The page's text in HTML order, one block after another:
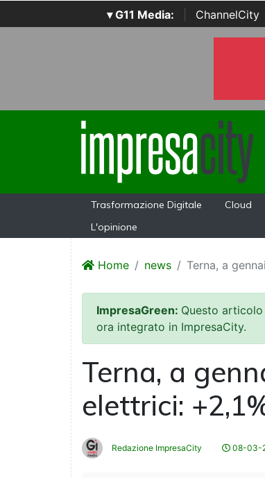
▾ G11 Media: ChannelCity
Trasformazione Digitale Cloud
L'opinione
Home news Terna, a
ImpresaGreen: Questo
ora integrato in ImpresaCity.
Terna, a
elettrici:
Redazione ImpresaCity 08-03-